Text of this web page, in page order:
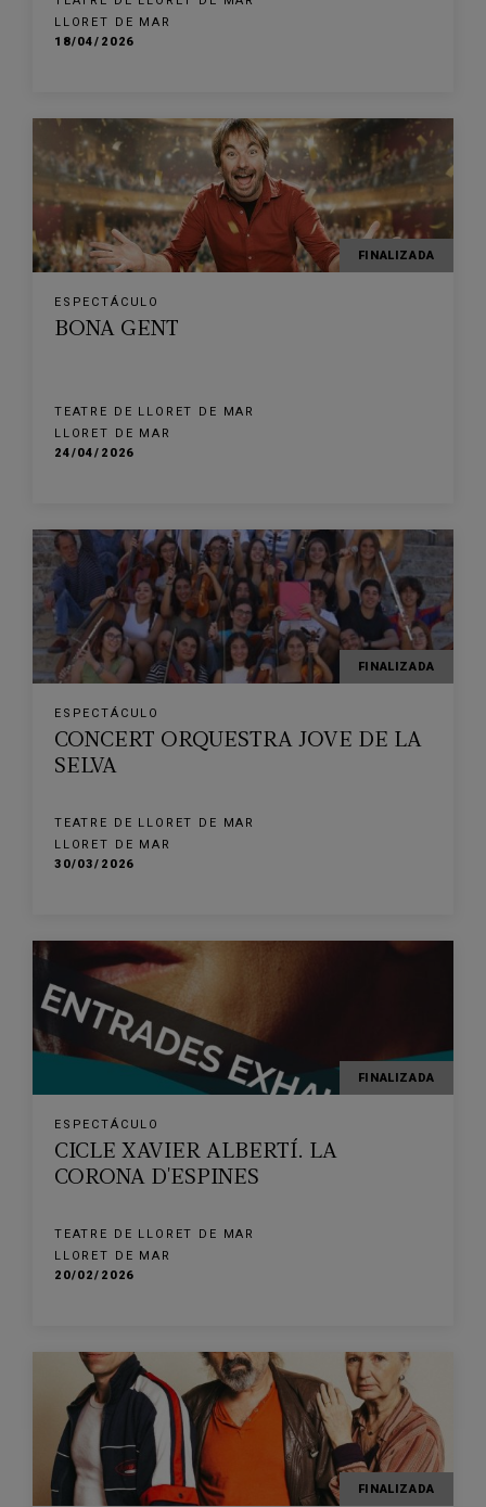
LLORET DE MAR
18/04/2026
FINALIZADA
ESPECTÁCULO
BONA GENT
TEATRE DE LLORET DE MAR
LLORET DE MAR
24/04/2026
FINALIZADA
ESPECTÁCULO
CONCERT ORQUESTRA JOVE DE LA
SELVA
TEATRE DE LLORET DE MAR
LLORET DE MAR
30/03/2026
FINALIZADA
ESPECTÁCULO
CICLE XAVIER ALBERTÍ. LA
CORONA D'ESPINES
TEATRE DE LLORET DE MAR
LLORET DE MAR
20/02/2026
FINALIZADA